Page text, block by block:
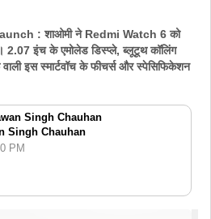
: शाओमी ने Redmi Watch 6 को
2.07 इंच के एमोलेड डिस्प्ले, ब्लूटूथ कॉलिंग
इस स्मार्टवॉच के फीचर्स और स्पेसिफिकेशन
Singh Chauhan
Singh Chauhan
PM